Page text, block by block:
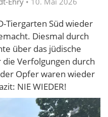
Tiergarten Süd wieder
Diesmal durch
über das jüdische
Verfolgungen durch
Opfer waren wieder
NIE WIEDER!